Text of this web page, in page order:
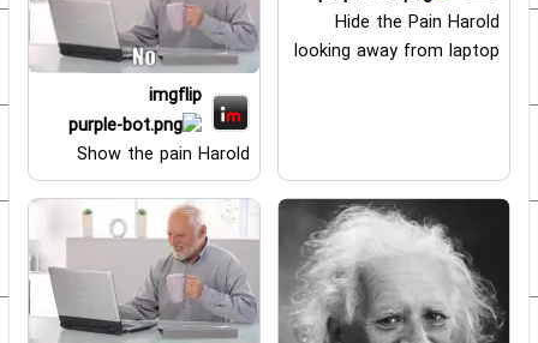
Hide the Pain Harold
looking away from laptop
imgflip
Show the pain Harold